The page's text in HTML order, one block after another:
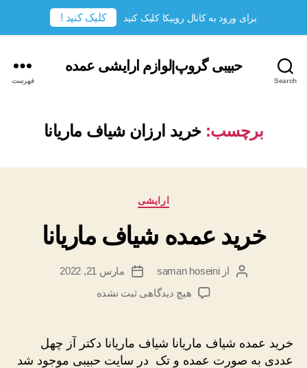
Search
حبیبی گروپ|لوازم ارایشی عمده
فهرست
برچسب: خرید ارزان شیاف ماریانا
دسته‌ها
ارایشی
خرید عمده شیاف ماریانا
نویسندهٔ
ازsaman hoseini
تاریخمارس 21, 2022
هیچ دیدگاهیبرای
شیاف
ماریانا
ثبت نشده
خرید عمده شیاف ماریانا شیاف ماریانا دکتر آز چهل
عددی به صورت عمده و تک در سایت حبیبی موجود شد
برای ورود به کانال روبیکا کلیک کنید کلیک کنید !